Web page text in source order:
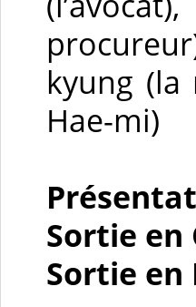
kyung
Hae-mi)
Sortie en
Sortie en